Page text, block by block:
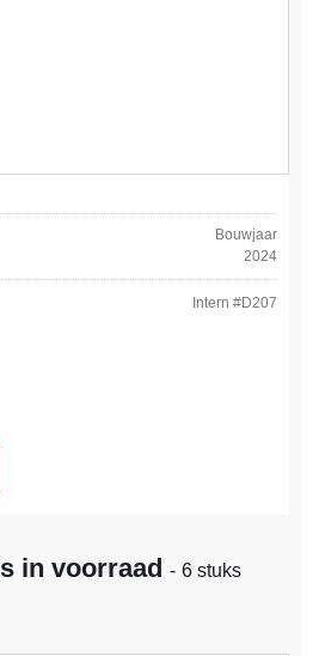
Bouwjaar
2024
Intern #D207
in voorraad- 6 stuks